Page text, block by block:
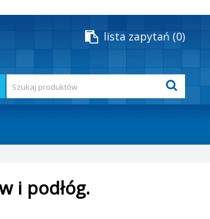
lista zapytań 0
i podłóg.